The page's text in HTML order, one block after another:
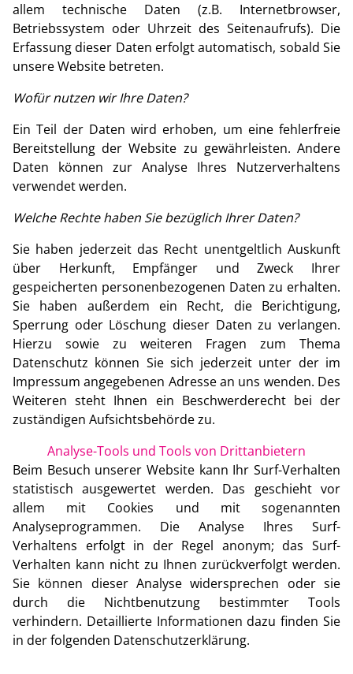
allem technische Daten (z.B. Internetbrowser,
Betriebssystem oder Uhrzeit des Seitenaufrufs). Die
Erfassung dieser Daten erfolgt automatisch, sobald Sie
unsere Website betreten.
Wofür nutzen wir Ihre Daten?
Ein Teil der Daten wird erhoben, um eine fehlerfreie
Bereitstellung der Website zu gewährleisten. Andere
Daten können zur Analyse Ihres Nutzerverhaltens
verwendet werden.
Welche Rechte haben Sie bezüglich Ihrer Daten?
Sie haben jederzeit das Recht unentgeltlich Auskunft
über Herkunft, Empfänger und Zweck Ihrer
gespeicherten personenbezogenen Daten zu erhalten.
Sie haben außerdem ein Recht, die Berichtigung,
Sperrung oder Löschung dieser Daten zu verlangen.
Hierzu sowie zu weiteren Fragen zum Thema
Datenschutz können Sie sich jederzeit unter der im
Impressum angegebenen Adresse an uns wenden. Des
Weiteren steht Ihnen ein Beschwerderecht bei der
zuständigen Aufsichtsbehörde zu.
Analyse-Tools und Tools von Drittanbietern
Beim Besuch unserer Website kann Ihr Surf-Verhalten
statistisch ausgewertet werden. Das geschieht vor
allem mit Cookies und mit sogenannten
Analyseprogrammen. Die Analyse Ihres Surf-
Verhaltens erfolgt in der Regel anonym; das Surf-
Verhalten kann nicht zu Ihnen zurückverfolgt werden.
Sie können dieser Analyse widersprechen oder sie
durch die Nichtbenutzung bestimmter Tools
verhindern. Detaillierte Informationen dazu finden Sie
in der folgenden Datenschutzerklärung.